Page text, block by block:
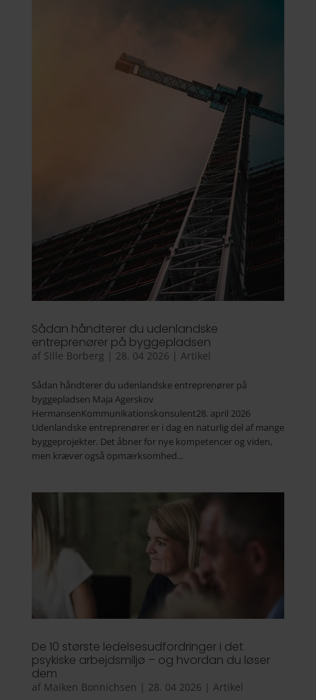
Sådan håndterer du udenlandske
entreprenører på byggepladsen
af Sille Borberg | 28. 04 2026 | Artikel
Sådan håndterer du udenlandske entreprenører på
byggepladsen Maja Agerskov
HermansenKommunikationskonsulent28. april 2026
Udenlandske entreprenører er i dag en naturlig del af mange
byggeprojekter. Det åbner for nye kompetencer og viden,
men kræver også opmærksomhed...
De 10 største ledelsesudfordringer i det
psykiske arbejdsmiljø – og hvordan du løser
dem
af Maiken Bonnichsen | 28. 04 2026 | Artikel